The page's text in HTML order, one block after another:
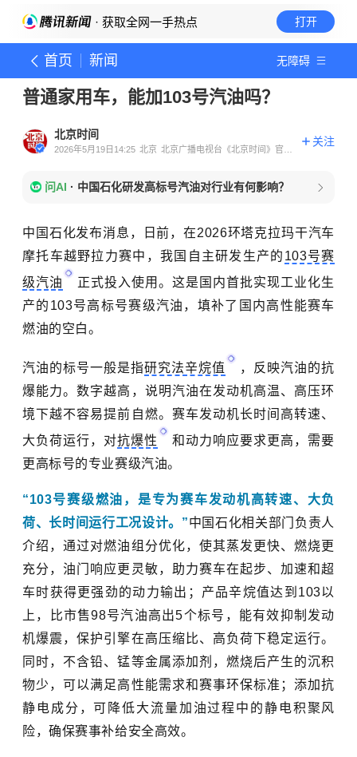
· 获取全网一手热点 打开
首页 新闻 无障碍
普通家用车，能加103号汽油吗？
北京时间
2026年5月19日14:25 北京 北京广播电视台《北京时间》官方
关注
问AI · 中国石化研发高标号汽油对行业有何影响？
中国石化发布消息，日前，在2026环塔克拉玛干汽车
摩托车越野拉力赛中，我国自主研发生产的 103号赛
级汽油
正式投入使用。这是国内首批实现工业化生
产的103号高标号赛级汽油，填补了国内高性能赛车
燃油的空白。
汽油的标号一般是指研究法辛烷值
，反映汽油的抗
爆能力。数字越高，说明汽油在发动机高温、高压环
境下越不容易提前自燃。赛车发动机长时间高转速、
大负荷运行，对抗爆性
和动力响应要求更高，需要
更高标号的专业赛级汽油。
“103号赛级燃油，是专为赛车发动机高转速、大负
荷、长时间运行工况设计。”中国石化相关部门负责人
介绍，通过对燃油组分优化，使其蒸发更快、燃烧更
充分，油门响应更灵敏，助力赛车在起步、加速和超
车时获得更强劲的动力输出；产品辛烷值达到103以
上，比市售98号汽油高出5个标号，能有效抑制发动
机爆震，保护引擎在高压缩比、高负荷下稳定运行。
同时，不含铅、锰等金属添加剂，燃烧后产生的沉积
物少，可以满足高性能需求和赛事环保标准；添加抗
静电成分，可降低大流量加油过程中的静电积聚风
险，确保赛事补给安全高效。